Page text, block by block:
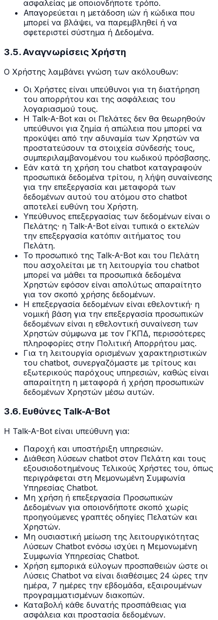
ασφαλείας με οποιονδήποτε τρόπο.
Απαγορεύεται η μετάδοση ιών ή κώδικα που
μπορεί να βλάψει, να παρεμβληθεί ή να
σφετεριστεί σύστημα ή Δεδομένα.
3.5. Αναγνωρίσεις Χρήστη
Ο Χρήστης λαμβάνει γνώση των ακόλουθων:
Οι Χρήστες είναι υπεύθυνοι για τη διατήρηση
του απορρήτου και της ασφάλειας του
λογαριασμού τους.
Η Talk-A-Bot και οι Πελάτες δεν θα θεωρηθούν
υπεύθυνοι για ζημία ή απώλεια που μπορεί να
προκύψει από την αδυναμία των Χρηστών να
προστατεύσουν τα στοιχεία σύνδεσής τους,
συμπεριλαμβανομένου του κωδικού πρόσβασης.
Εάν κατά τη χρήση του chatbot καταγραφούν
προσωπικά δεδομένα τρίτου, η λήψη συναίνεσης
για την επεξεργασία και μεταφορά των
δεδομένων αυτού του ατόμου στο chatbot
αποτελεί ευθύνη του Χρήστη.
Υπεύθυνος επεξεργασίας των δεδομένων είναι ο
Πελάτης· η Talk-A-Bot είναι τυπικά ο εκτελών
την επεξεργασία κατόπιν αιτήματος του
Πελάτη.
Το προσωπικό της Talk-A-Bot και του Πελάτη
που ασχολείται με τη λειτουργία του chatbot
μπορεί να μάθει τα προσωπικά δεδομένα
Χρηστών εφόσον είναι απολύτως απαραίτητο
για τον σκοπό χρήσης δεδομένων.
Η επεξεργασία δεδομένων είναι εθελοντική· η
νομική βάση για την επεξεργασία προσωπικών
δεδομένων είναι η εθελοντική συναίνεση των
Χρηστών σύμφωνα με τον ΓΚΠΔ, περισσότερες
πληροφορίες στην Πολιτική Απορρήτου μας.
Για τη λειτουργία ορισμένων χαρακτηριστικών
του chatbot, συνεργαζόμαστε με τρίτους και
εξωτερικούς παρόχους υπηρεσιών, καθώς είναι
απαραίτητη η μεταφορά ή χρήση προσωπικών
δεδομένων Χρηστών μέσω αυτών.
3.6. Ευθύνες Talk-A-Bot
Η Talk-A-Bot είναι υπεύθυνη για:
Παροχή και υποστήριξη υπηρεσιών.
Διάθεση λύσεων chatbot στον Πελάτη και τους
εξουσιοδοτημένους Τελικούς Χρήστες του, όπως
περιγράφεται στη Μεμονωμένη Συμφωνία
Υπηρεσίας Chatbot.
Μη χρήση ή επεξεργασία Προσωπικών
Δεδομένων για οποιονδήποτε σκοπό χωρίς
προηγούμενες γραπτές οδηγίες Πελατών και
Χρηστών.
Μη ουσιαστική μείωση της λειτουργικότητας
Λύσεων Chatbot ενόσω ισχύει η Μεμονωμένη
Συμφωνία Υπηρεσίας Chatbot.
Χρήση εμπορικά εύλογων προσπαθειών ώστε οι
Λύσεις Chatbot να είναι διαθέσιμες 24 ώρες την
ημέρα, 7 ημέρες την εβδομάδα, εξαιρουμένων
προγραμματισμένων διακοπών.
Καταβολή κάθε δυνατής προσπάθειας για
ασφάλεια και προστασία δεδομένων.